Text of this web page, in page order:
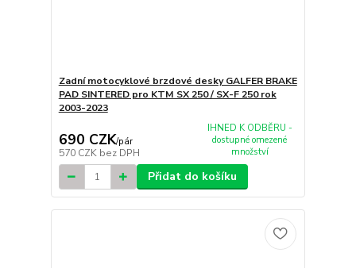
Zadní motocyklové brzdové desky GALFER BRAKE
PAD SINTERED pro KTM SX 250 / SX-F 250 rok
2003-2023
690 CZK/pár
570 CZK bez DPH
IHNED K ODBĚRU -
dostupné omezené
množství
Přidat do košíku